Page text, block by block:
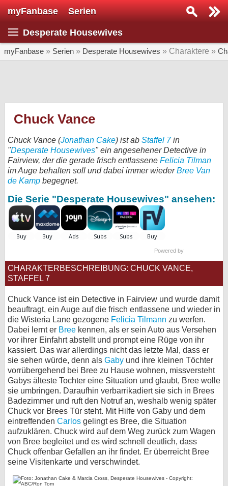
myFanbase Serien
Desperate Housewives
myFanbase » Serien » Desperate Housewives » Charaktere »
Chuck Vance
Chuck Vance (Jonathan Cake) ist ab Staffel 7in
"Desperate Housewives" ein angesehener Detective in
Fairview, der die gerade frisch entlassene Felicia Tilman
im Auge behalten soll und dabei immer wiederBree Van
de Kamp begegnet.
Die Serie "Desperate Housewives" ansehen:
Powered by
CHARAKTERBESCHREIBUNG: CHUCK VANCE,
STAFFEL 7
Chuck Vance ist ein Detective in Fairview und wurde damit
beauftragt, ein Auge auf die frisch entlassene und wieder in
die Wisteria Lane gezogene Felicia Tilmann zu werfen.
Dabei lernt er Bree kennen, als er sein Auto aus Versehen
vor ihrer Einfahrt abstellt und prompt eine Rüge von ihr
kassiert. Das war allerdings nicht das letzte Mal, dass er
sie sehen würde, denn als Gaby und ihre kleinen Töchter
vorrübergehend bei Bree zu Hause wohnen, missversteht
Gabys älteste Tochter eine Situation und glaubt, Bree wolle
sie umbringen. Daraufhin verbarrikadiert sie sich in Brees
Badezimmer und ruft den Notruf an, weshalb wenig später
Chuck vor Brees Tür steht. Mit Hilfe von Gaby und dem
eintreffenden Carlos gelingt es Bree, die Situation
aufzuklären. Chuck wird auf dem Weg zurück zum Wagen
von Bree begleitet und es wird schnell deutlich, dass
Chuck offenbar Gefallen an ihr findet. Er überreicht Bree
seine Visitenkarte und verschwindet.
Serie suchen...
Home
SERIEN
KULTUR
Specials
Gewinnspiele
Forum
bei Facebook
Kontakt
Nutzungsbedingungen
Datenschutz
Cookie-Einstellungen
Impressum
Desktop-Ansicht
myFanbase